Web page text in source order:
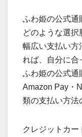
ふわ姫の公式通
どのような選択
幅広い支払い方
れば、自分に合
ふわ姫の公式通
Amazon Pay・
類の支払い方法
クレジットカ